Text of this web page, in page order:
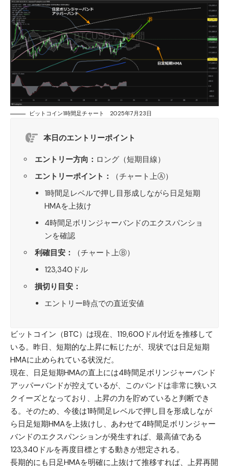
ビットコイン1時間足チャート 2025年7月23日
本日のエントリーポイント
エントリー方向： ロング（短期目線）
エントリーポイント：
（チャート上Ⓐ）
1時間足レベルで押し目形成しながら日足短期
HMAを上抜け
4時間足ボリンジャーバンドのエクスパンショ
ンを確認
利確目安：
（チャート上Ⓑ）
123,340ドル
損切り目安：
エントリー時点での直近安値
ビットコイン（BTC） は現在、119,600ドル付近を推移して
いる。昨日、短期的な上昇に転じたが、現状では日足短期
HMAに止められている状況だ。
現在、日足短期HMAの直上には4時間足ボリンジャーバンド
アッパーバンドが控えているが、このバンドは非常に狭いス
クイーズとなっており、上昇の力を貯めていると判断でき
る。そのため、今後は1時間足レベルで押し目を形成しなが
ら日足短期HMAを上抜けし、あわせて4時間足ボリンジャー
バンドのエクスパンションが発生すれば、最高値である
123,340ドルを再度目標とする動きが想定される。
長期的にも日足HMAを明確に上抜けて推移すれば、上昇再開